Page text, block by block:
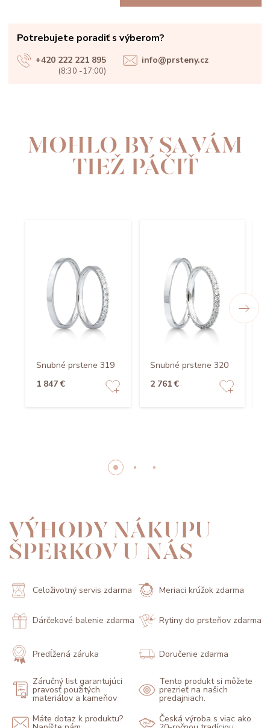
Potrebujete poradiť s výberom?
+420 222 221 895
(8:30 -17:00)
info@prsteny.cz
MOHLO BY SA VÁM
TIEŽ PÁČIŤ
Snubné prstene 319
1 847 €
Snubné prstene 320
2 761 €
VÝHODY NÁKUPU
ŠPERKOV U NÁS
Celoživotný servis zdarma Meriaci krúžok zdarma
Dárčekové balenie zdarma Rytiny do prsteňov zdarma
Predĺžená záruka Doručenie zdarma
Záručný list garantujúci
pravosť použitých
materiálov a kameňov
Tento produkt si môžete
prezrieť na našich
predajniach.
Máte dotaz k produktu?
Česká výroba s viac ako